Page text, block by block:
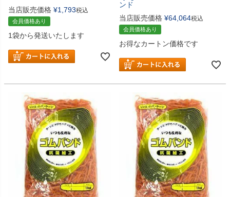
当店販売価格 ¥1,793税込
会員価格あり
1袋から発送いたします
ンド
当店販売価格 ¥64,064税込
会員価格あり
お得なカートン価格です